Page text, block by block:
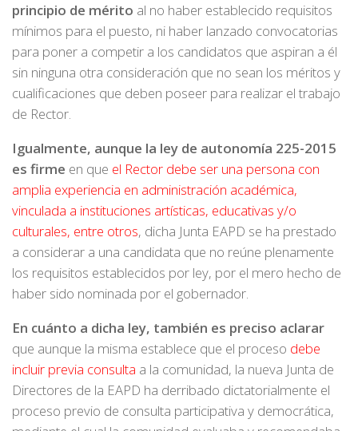
principio de mérito al no haber establecido requisitos
mínimos para el puesto, ni haber lanzado convocatorias
para poner a competir a los candidatos que aspiran a él
sin ninguna otra consideración que no sean los méritos y
cualificaciones que deben poseer para realizar el trabajo
de Rector.
Igualmente, aunque la ley de autonomía 225-2015
es firme en que el Rector debe ser una persona con
amplia experiencia en administración académica,
vinculada a instituciones artísticas, educativas y/o
culturales, entre otros, dicha Junta EAPD se ha prestado
a considerar a una candidata que no reúne plenamente
los requisitos establecidos por ley, por el mero hecho de
haber sido nominada por el gobernador.
En cuánto a dicha ley, también es preciso aclarar
que aunque la misma establece que el proceso debe
incluir previa consulta a la comunidad, la nueva Junta de
Directores de la EAPD ha derribado dictatorialmente el
proceso previo de consulta participativa y democrática,